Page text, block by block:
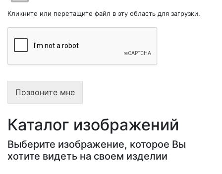
Кликните или перетащите файл в эту область для загрузки.
Позвоните мне
Каталог изображений
Выберите изображение, которое Вы
хотите видеть на своем изделии